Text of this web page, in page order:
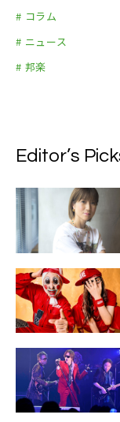
# コラム
# ニュース
# 邦楽
Editor’s